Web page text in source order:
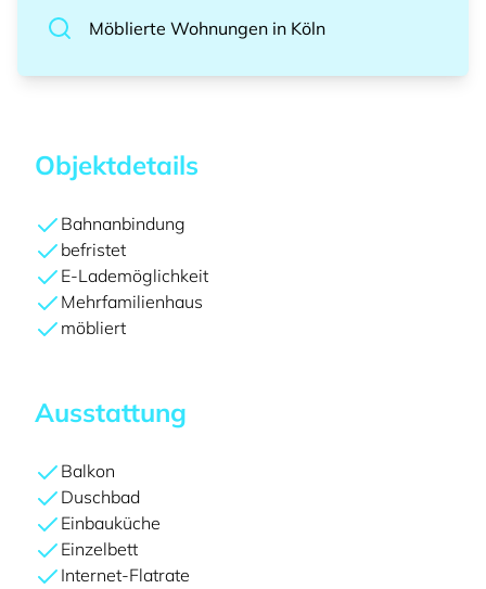
Möblierte Wohnungen in Köln
Objektdetails
Bahnanbindung
befristet
E-Lademöglichkeit
Mehrfamilienhaus
möbliert
Ausstattung
Balkon
Duschbad
Einbauküche
Einzelbett
Internet-Flatrate